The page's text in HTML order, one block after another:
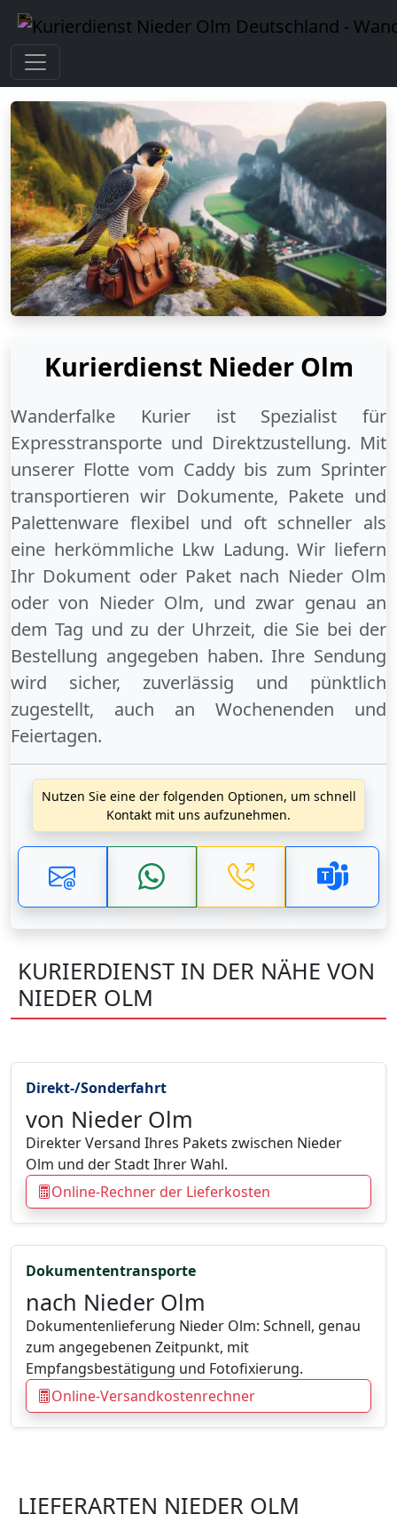
Kurierdienst Nieder Olm
Wanderfalke Kurier ist Spezialist für
Expresstransporte und Direktzustellung. Mit
unserer Flotte vom Caddy bis zum Sprinter
transportieren wir Dokumente, Pakete und
Palettenware flexibel und oft schneller als
eine herkömmliche Lkw Ladung. Wir liefern
Ihr Dokument oder Paket nach Nieder Olm
odervon Nieder Olm, und zwar genau an
dem Tag und zu der Uhrzeit, die Sie bei der
Bestellung angegeben haben. Ihre Sendung
wird sicher, zuverlässig und pünktlich
zugestellt, auch an Wochenenden und
Feiertagen.
Nutzen Sie eine der folgenden Optionen, um schnell
Kontakt mit uns aufzunehmen.
KURIERDIENST IN DER NÄHE VON
NIEDER OLM
Direkt-/Sonderfahrt
von Nieder Olm
Direkter Versand Ihres Pakets zwischen Nieder
Olm und der Stadt Ihrer Wahl.
Online-Rechner der Lieferkosten
Dokumententransporte
nach Nieder Olm
Dokumentenlieferung Nieder Olm: Schnell, genau
zum angegebenen Zeitpunkt, mit
Empfangsbestätigung und Fotofixierung.
Online-Versandkostenrechner
LIEFERARTEN NIEDER OLM